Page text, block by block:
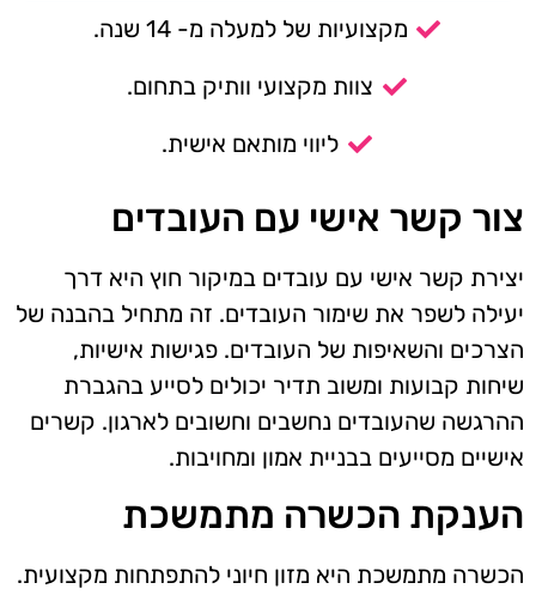
מקצועיות של למעלה מ- 14 שנה.
צוות מקצועי וותיק בתחום.
ליווי מותאם אישית.
צור קשר אישי עם העובדים
יצירת קשר אישי עם עובדים במיקור חוץ היא דרך
יעילה לשפר את שימור העובדים. זה מתחיל בהבנה של
הצרכים והשאיפות של העובדים. פגישות אישיות,
שיחות קבועות ומשוב תדיר יכולים לסייע בהגברת
ההרגשה שהעובדים נחשבים וחשובים לארגון. קשרים
אישיים מסייעים בבניית אמון ומחויבות.
הענקת הכשרה מתמשכת
הכשרה מתמשכת היא מזון חיוני להתפתחות מקצועית.